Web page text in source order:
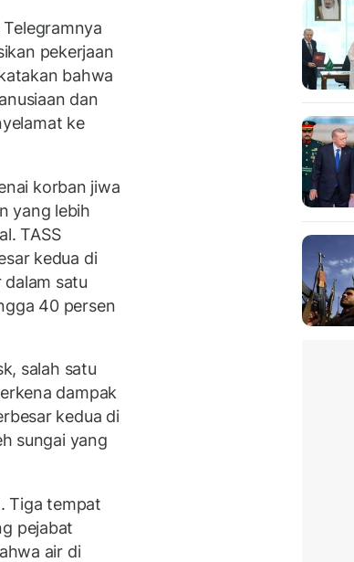
pekerjaan
bahwa
dan
ke
korban jiwa
yang lebih
TASS
kedua di
satu
40 persen
salah satu
dampak
kedua di
sungai yang
Tiga tempat
pejabat
air di